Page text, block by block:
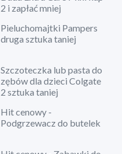
2 i zapłać mniej
Pieluchomajtki Pampers
druga sztuka taniej
Szczoteczka lub pasta do
zębów dla dzieci Colgate
2 sztuka taniej
Hit cenowy -
Podgrzewacz do butelek